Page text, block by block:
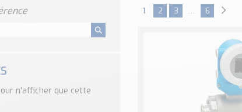
n'afficher que cette
1 2 3 … 6